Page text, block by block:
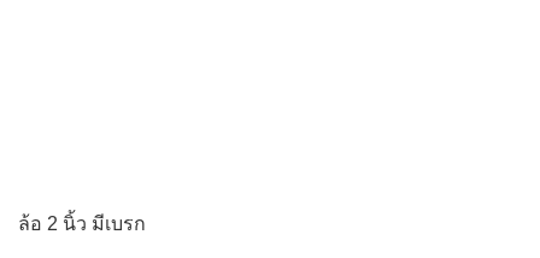
ล้อ 2 นิ้ว มีเบรก